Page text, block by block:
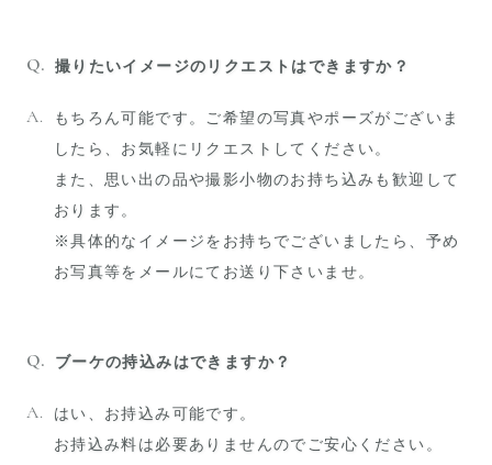
撮りたいイメージのリクエストはできますか？
もちろん可能です。ご希望の写真やポーズがございま
したら、お気軽にリクエストしてください。
また、思い出の品や撮影小物のお持ち込みも歓迎して
おります。
※具体的なイメージをお持ちでございましたら、予め
お写真等をメールにてお送り下さいませ。
ブーケの持込みはできますか？
はい、お持込み可能です。
お持込み料は必要ありませんのでご安心ください。